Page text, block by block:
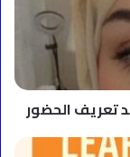
تعريف الحضور